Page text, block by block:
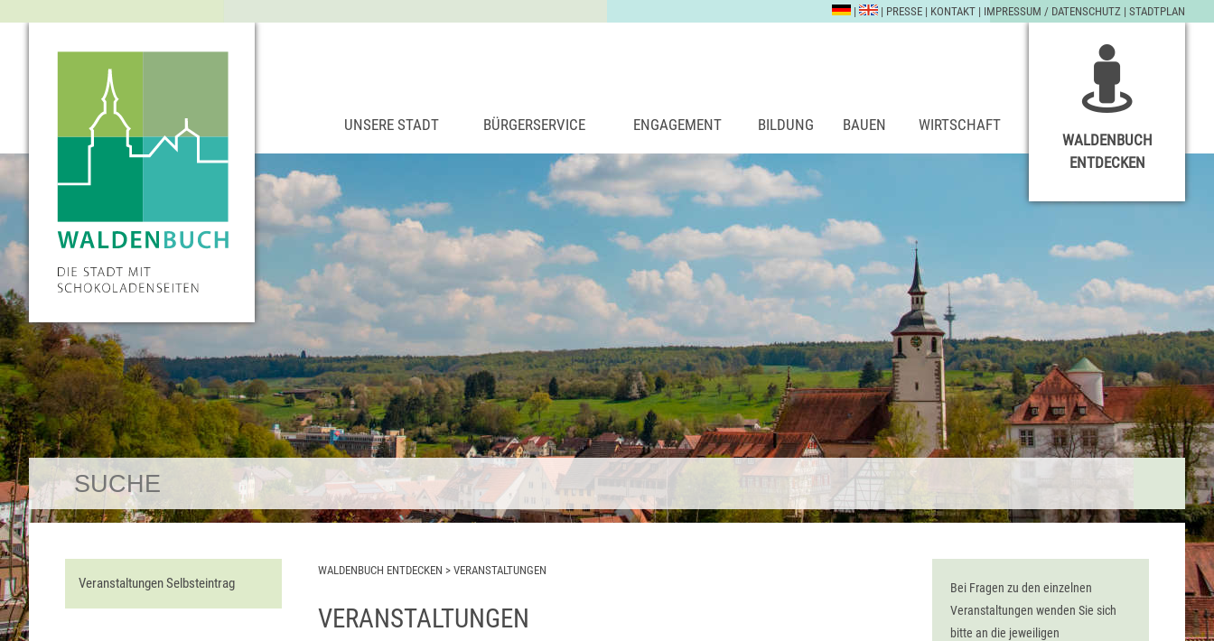
| | PRESSE | KONTAKT | IMPRESSUM / DATENSCHUTZ | STADTPLAN
UNSERE STADT BÜRGERSERVICE ENGAGEMENT BILDUNG BAUEN
WIRTSCHAFT
WALDENBUCH
ENTDECKEN
Veranstaltungen Selbsteintrag
WALDENBUCH ENTDECKEN > VERANSTALTUNGEN
VERANSTALTUNGEN
Bei Fragen zu den einzelnen
Veranstaltungen wenden Sie sich
bitte an die jeweiligen